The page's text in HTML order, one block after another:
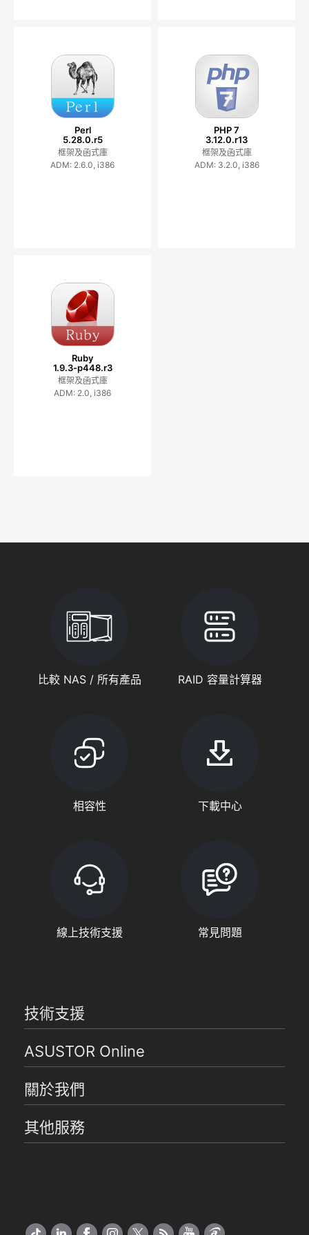
Perl
5.28.0.r5
框架及函式庫
ADM: 2.6.0, i386
PHP 7
3.12.0.r13
框架及函式庫
ADM: 3.2.0, i386
Ruby
1.9.3-p448.r3
框架及函式庫
ADM: 2.0, i386
比較 NAS / 所有產品 RAID 容量計算器
相容性 下載中心
線上技術支援 常見問題
技術支援
ASUSTOR Online
關於我們
其他服務